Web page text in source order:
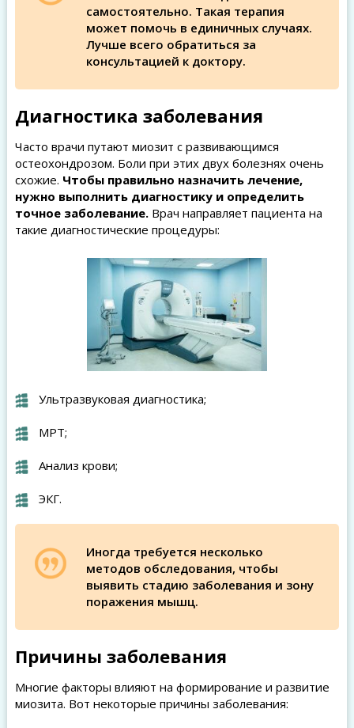
самостоятельно. Такая терапия
может помочь в единичных случаях.
Лучше всего обратиться за
консультацией к доктору.
Диагностика заболевания
Часто врачи путают миозит с развивающимся
остеохондрозом. Боли при этих двух болезнях очень
схожие. Чтобы правильно назначить лечение,
нужно выполнить диагностику и определить
точное заболевание.Врач направляет пациента на
такие диагностические процедуры:
Ультразвуковая диагностика;
МРТ;
Анализ крови;
ЭКГ.
Иногда требуется несколько
методов обследования, чтобы
выявить стадию заболевания и зону
поражения мышц.
Причины заболевания
Многие факторы влияют на формирование и развитие
миозита. Вот некоторые причины заболевания: